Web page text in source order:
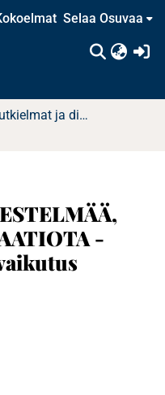
Selaa Osuvaa
Pro gradu -tutkielmat ja diplomityöt (rajattu saatavuus)
-